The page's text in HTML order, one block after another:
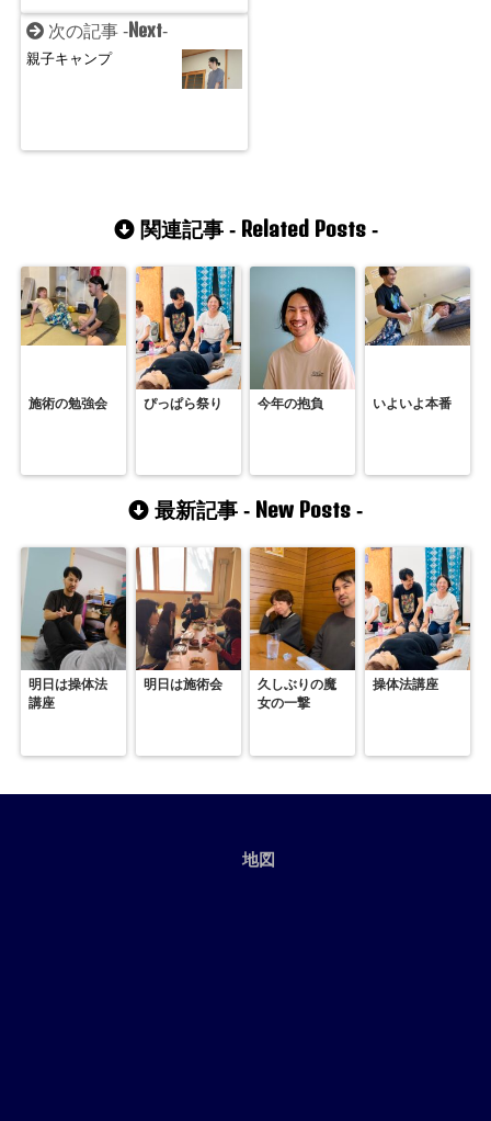
次の記事 -Next-
親子キャンプ
関連記事 - Related Posts-
施術の勉強会 ぴっぱら祭り 今年の抱負 いよいよ本番
最新記事 - New Posts -
明日は操体法
講座
明日は施術会
久しぶりの魔
女の一撃
操体法講座
地図